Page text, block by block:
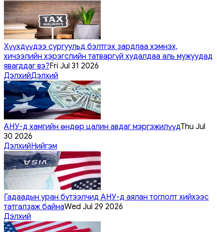
Хүүхдүүдээ сургуульд бэлтгэх зардлаа хэмнэх,
хичээлийн хэрэгслийн татваргүй худалдаа аль мужуудад
явагддаг вэ?Fri Jul 31 2026
ДэлхийДэлхий
АНУ-д хамгийн өндөр цалин авдаг мэргэжилүүдThu Jul
30 2026
ДэлхийНийгэм
Гадаадын уран бүтээлчид АНУ-д аялан тоглолт хийхээс
татгалзаж байнаWed Jul 29 2026
Дэлхий